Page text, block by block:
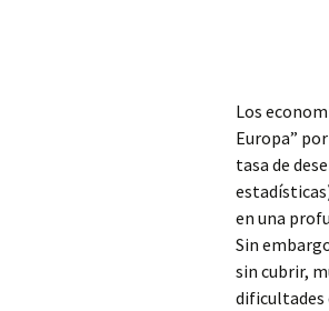
Los
Europa”
tasa de
en una
Sin
sin cubrir,
dificultades